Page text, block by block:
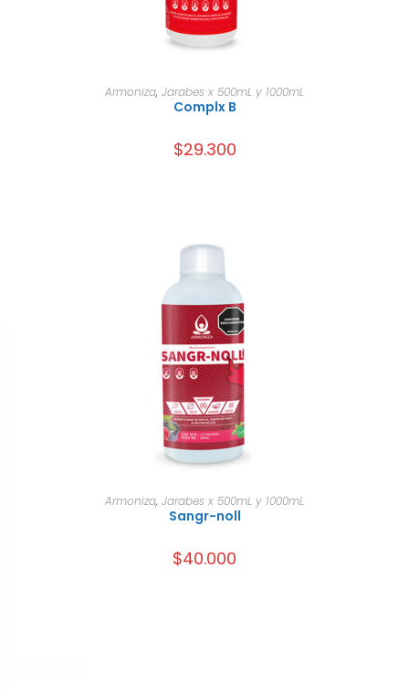
AÑADIR AL CARRITO
Armoniza, Jarabes x 500mL y 1000mL
Complx B
$29.300
AÑADIR AL CARRITO
Armoniza, Jarabes x 500mL y 1000mL
Sangr-noll
$40.000